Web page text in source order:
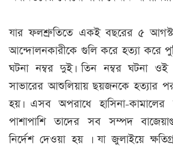
যার ফলশ্রুতিতে একই বছরের ৫
আন্দোলনকারীকে গুলি করে হত্যা করে
ঘটনা নম্বর দুই। তিন নম্বর ঘটনা
সাভারের আশুলিয়ায় ছয়জনকে হত্যার
হয়। এসব অপরাধে হাসিনা-কামালের
পাশাপাশি তাদের সব সম্পদ
নির্দেশ দেওয়া হয় । যা জুলাইয়ে